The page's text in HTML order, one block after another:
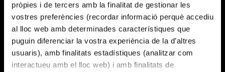
pròpies i de tercers amb la finalitat de gestionar les
vostres preferències (recordar informació perquè accediu
al lloc web amb determinades característiques que
puguin diferenciar la vostra experiència de la d’altres
usuaris), amb finalitats estadístiques (analitzar com
interactueu amb el lloc web) i amb finalitats de